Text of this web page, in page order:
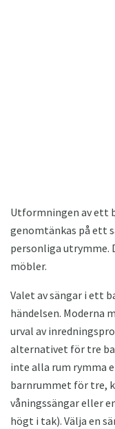
Utformningen av ett
genomtänkas på ett
personliga utrymme.
möbler.
Valet av sängar i ett
händelsen. Moderna
urval av
alternativet för tre
inte alla rum rymma
barnrummet för tre,
våningssängar eller
högt i tak). Välja en